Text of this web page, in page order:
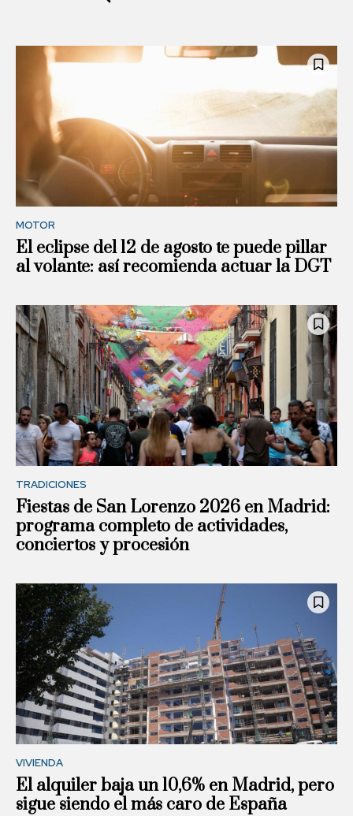
MOTOR
El eclipse del 12 de agosto te puede pillar
al volante: así recomienda actuar la DGT
TRADICIONES
Fiestas de San Lorenzo 2026 en Madrid:
programa completo de actividades,
conciertos y procesión
VIVIENDA
El alquiler baja un 10,6% en Madrid, pero
sigue siendo el más caro de España